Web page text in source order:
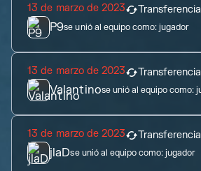
13 de marzo de 2023 Transferencia
P9se unió al equipo como:jugador
13 de marzo de 2023 Transferencia
Valantinose unió al equipo como:
13 de marzo de 2023 Transferencia
jlaDse unió al equipo como:jugador